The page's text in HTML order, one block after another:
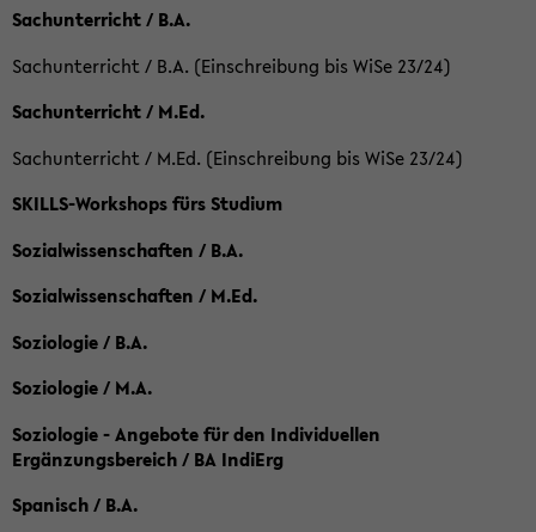
Sachunterricht / B.A.
Sachunterricht / B.A. (Einschreibung bis WiSe 23/24)
Sachunterricht / M.Ed.
Sachunterricht / M.Ed. (Einschreibung bis WiSe 23/24)
SKILLS-Workshops fürs Studium
Sozialwissenschaften / B.A.
Sozialwissenschaften / M.Ed.
Soziologie / B.A.
Soziologie / M.A.
Soziologie - Angebote für den Individuellen
Ergänzungsbereich / BA IndiErg
Spanisch / B.A.